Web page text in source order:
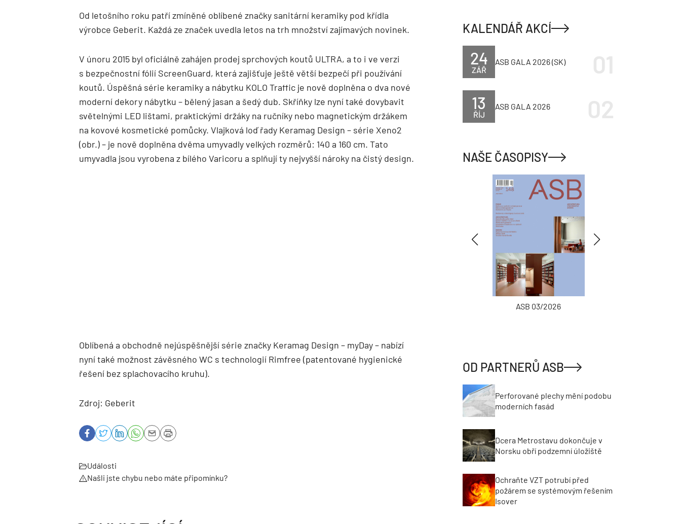
Od letošního roku patří zmíněné oblíbené značky sanitární keramiky pod křídla
výrobce ­Geberit. Každá ze značek uvedla letos na trh množství zajímavých novinek.
V únoru 2015 byl oficiálně zahájen prodej sprchových koutů ULTRA, a to i ve verzi
s bezpečnostní fólií ScreenGuard, která zajišťuje ještě větší bezpečí při používání
koutů. Úspěšná série keramiky a nábytku KOLO Traffic je nově doplněna o dva nové
moderní dekory nábytku – bělený jasan a šedý dub. Skříňky lze nyní také dovybavit
světelnými LED lištami, praktickými držáky na ručníky nebo magnetickým držákem
na kovové kosmetické pomůcky. Vlajková loď řady Keramag Design – série Xeno2
(obr.) – je nově doplněna dvěma umyvadly velkých rozměrů: 140 a 160 cm. Tato
umyvadla jsou vyrobena z bílého Varicoru a splňují ty nejvyšší nároky na čistý design.
Oblíbená a obchodně nejúspěšnější série značky Keramag Design – myDay – nabízí
nyní také možnost závěsného WC s technologií Rimfree (patentované hygienické
řešení bez splachovacího kruhu).
Zdroj: Geberit
Události
Našli jste chybu nebo máte připomínku?
KALENDÁŘ AKCÍ
ZÁŘ
24 ASB GALA 2026 (SK)
ŘÍJ
13 ASB GALA 2026
NAŠE ČASOPISY
ASB 03/2026
OD PARTNERŮ ASB
Perforované plechy mění podobu
moderních fasád
Dcera Metrostavu dokončuje v
Norsku obří podzemní úložiště
Ochraňte VZT potrubí před
požárem se systémovým řešením
Isover